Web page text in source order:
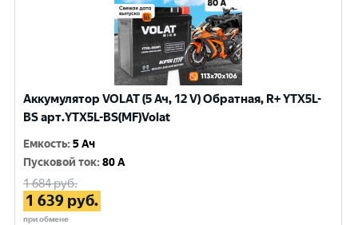
Аккумулятор VOLAT (5 Ач, 12 V) Обратная, R+ YTX5L-
BS арт.YTX5L-BS(MF)Volat
Емкость:5 Ач
Пусковой ток:80 A
1 684руб.
1 639 руб.
при обмене